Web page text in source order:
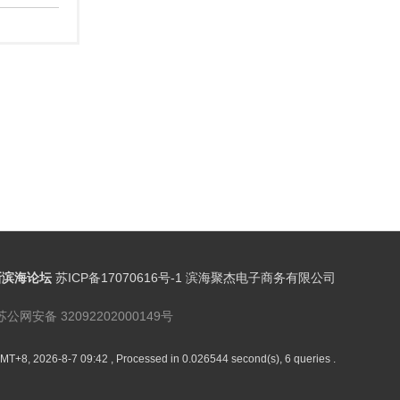
海论坛 苏ICP备17070616号-1 滨海聚杰电子商务有限公司
公网安备 32092202000149号
2026-8-7 09:42 , Processed in 0.026544 second(s), 6 queries .